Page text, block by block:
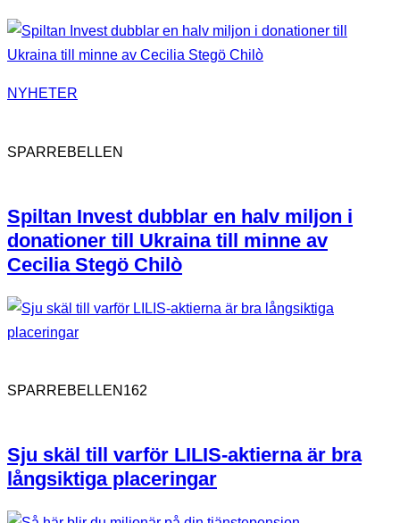
NYHETER
SPARREBELLEN
Spiltan Invest dubblar en halv miljon i
donationer till Ukraina till minne av
Cecilia Stegö Chilò
SPARREBELLEN 162
Sju skäl till varför LILIS-aktierna är bra
långsiktiga placeringar